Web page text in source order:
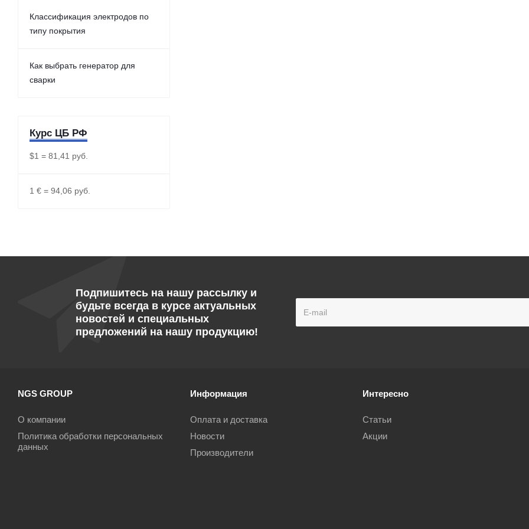
Классификация электродов по
типу покрытия
Как выбрать генератор для
сварки
Курс ЦБ РФ
$1 = 81,41 руб.
1 € = 94,06 руб.
Подпишитесь на нашу рассылку и
будьте всегда в курсе актуальных
новостей и специальных
предложений на нашу продукцию!
NGS GROUP
О компании
Политика обработки персональных
данных
Информация
Оплата и доставка
Новости
Производители
Интересно
Статьи
Акции